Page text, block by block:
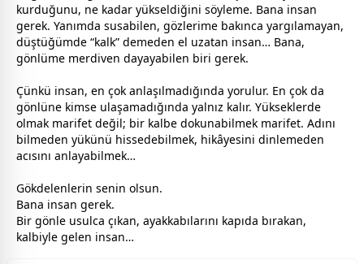
kurduğunu, ne kadar yükseldiğini söyleme. Bana insan
gerek. Yanımda susabilen, gözlerime bakınca yargılamayan,
düştüğümde “kalk” demeden el uzatan insan… Bana,
gönlüme merdiven dayayabilen biri gerek.
Çünkü insan, en çok anlaşılmadığında yorulur. En çok da
gönlüne kimse ulaşamadığında yalnız kalır. Yükseklerde
olmak marifet değil; bir kalbe dokunabilmek marifet. Adını
bilmeden yükünü hissedebilmek, hikâyesini dinlemeden
acısını anlayabilmek…
Gökdelenlerin senin olsun.
Bana insan gerek.
Bir gönle usulca çıkan, ayakkabılarını kapıda bırakan,
kalbiyle gelen insan…